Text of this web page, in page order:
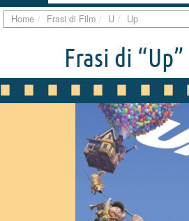
Home Frasi di Film U Up
Frasi di “Up”